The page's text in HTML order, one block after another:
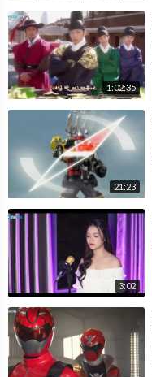
1:02:35
21:23
3:02